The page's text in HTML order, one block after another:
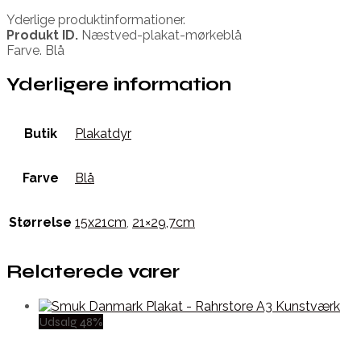
Yderlige produktinformationer.
Produkt ID. Næstved-plakat-mørkeblå
Farve. Blå
Yderligere information
Butik Plakatdyr
Farve Blå
Størrelse 15x21cm, 21×29,7cm
Relaterede varer
Udsalg 48%